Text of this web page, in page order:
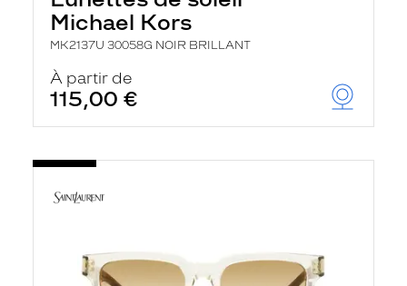
Michael Kors
MK2137U 30058G NOIR BRILLANT
À partir de
115,00 €